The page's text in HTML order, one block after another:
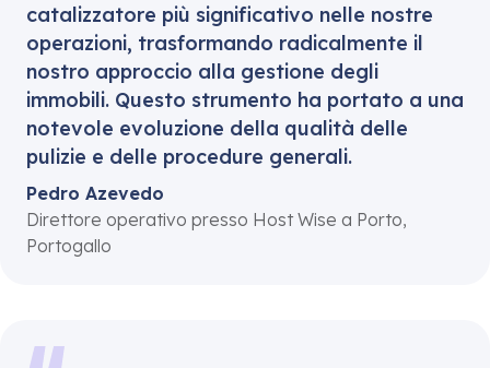
catalizzatore più significativo nelle nostre
operazioni, trasformando radicalmente il
nostro approccio alla gestione degli
immobili. Questo strumento ha portato a una
notevole evoluzione della qualità delle
pulizie e delle procedure generali.
Pedro Azevedo
Direttore operativo presso Host Wise a Porto,
Portogallo